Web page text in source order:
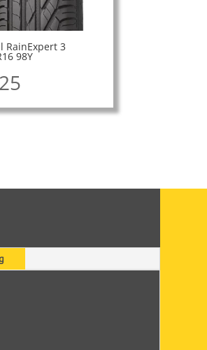
RainExpert 3
98Y